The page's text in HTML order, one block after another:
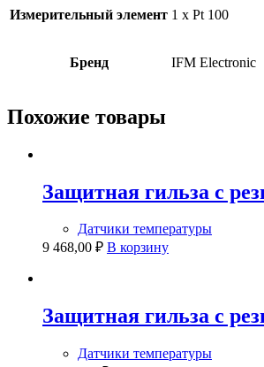
Измерительный элемент 1 x Pt 100
Бренд IFM Electronic
Похожие товары
Защитная гильза с
Датчики температуры
9 468,00 ₽ В корзину
Защитная гильза с
Датчики температуры